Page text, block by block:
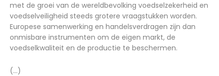
met de groei van de wereldbevolking voedselzekerheid en
voedselveiligheid steeds grotere vraagstukken worden.
Europese samenwerking en handelsverdragen zijn dan
onmisbare instrumenten om de eigen markt, de
voedselkwaliteit en de productie te beschermen.
(...)